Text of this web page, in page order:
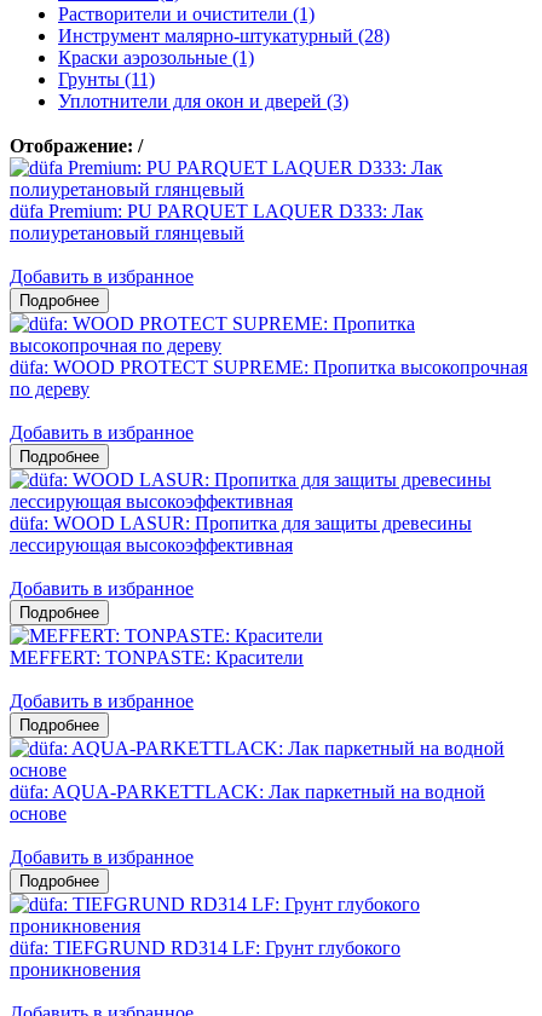
Растворители и очистители (1)
Инструмент малярно-штукатурный (28)
Краски аэрозольные (1)
Грунты (11)
Уплотнители для окон и дверей (3)
Отображение: /
düfa Premium: PU PARQUET LAQUER D333: Лак
полиуретановый глянцевый
Добавить в избранное
düfa: WOOD PROTECT SUPREME: Пропитка высокопрочная
по дереву
Добавить в избранное
düfa: WOOD LASUR: Пропитка для защиты древесины
лессирующая высокоэффективная
Добавить в избранное
MEFFERT: TONPASTE: Красители
Добавить в избранное
düfa: AQUA-PARKETTLACK: Лак паркетный на водной
основе
Добавить в избранное
düfa: TIEFGRUND RD314 LF: Грунт глубокого
проникновения